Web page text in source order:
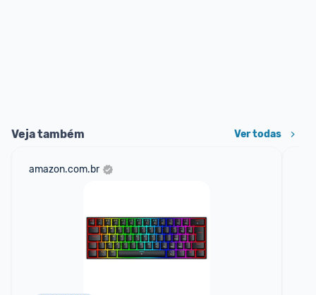
Veja também Ver todas
amazon.com.br